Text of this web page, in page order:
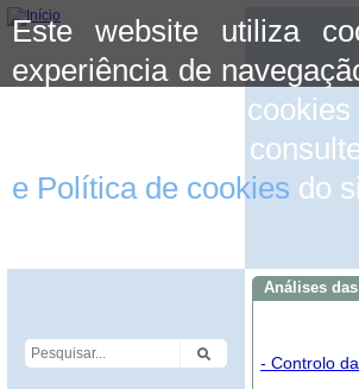
Este website utiliza
experiência de
aceitar o uso de
mais informação
e Política de cookies do
Análises
- Controlo